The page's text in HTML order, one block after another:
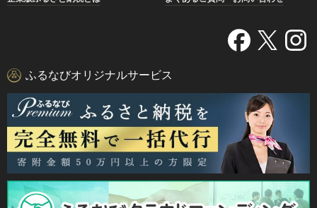
ふるなびオリジナルサービス